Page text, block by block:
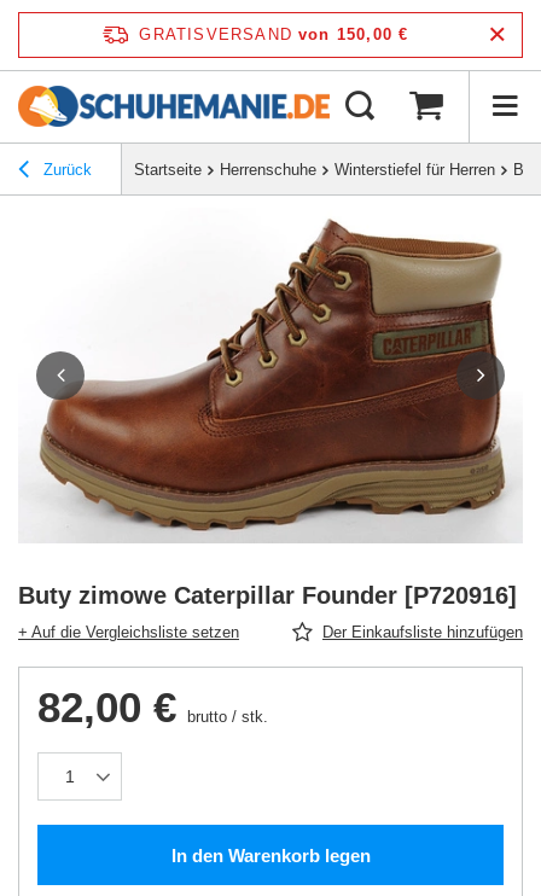
GRATISVERSAND von 150,00 €
Zurück Startseite Herrenschuhe Winterstiefel für Herren
Buty zimowe Caterpillar Founder [P720916]
+ Auf die Vergleichsliste setzen Der Einkaufsliste hinzufügen
82,00 € brutto / stk.
In den Warenkorb legen